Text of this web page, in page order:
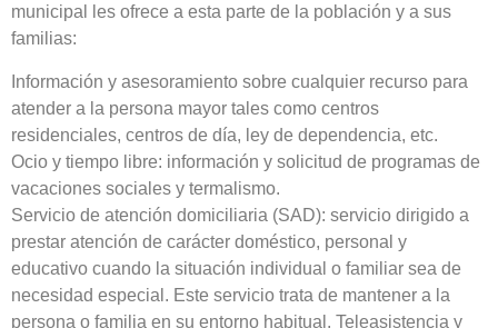
municipal les ofrece a esta parte de la población y a sus
familias:
Información y asesoramiento sobre cualquier recurso para
atender a la persona mayor tales como centros
residenciales, centros de día, ley de dependencia, etc.
Ocio y tiempo libre: información y solicitud de programas de
vacaciones sociales y termalismo.
Servicio de atención domiciliaria (SAD): servicio dirigido a
prestar atención de carácter doméstico, personal y
educativo cuando la situación individual o familiar sea de
necesidad especial. Este servicio trata de mantener a la
persona o familia en su entorno habitual. Teleasistencia y